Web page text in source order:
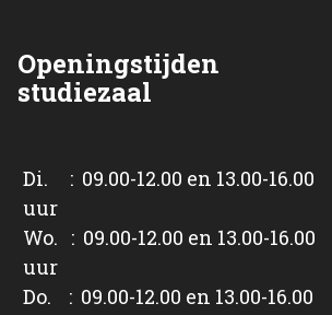
Openingstijden
studiezaal
Di. : 09.00-12.00 en 13.00-16.00
uur
Wo. : 09.00-12.00 en 13.00-16.00
uur
Do. : 09.00-12.00 en 13.00-16.00